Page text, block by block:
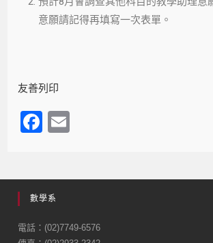
意願請記得再填寫一次表單。
友善列印
F
e
b
o
數學系
電話：(02)7749-6576